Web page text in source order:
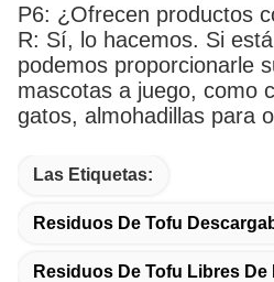
P6: ¿Ofrecen productos
R: Sí, lo hacemos. Si
podemos proporcionarle
mascotas a juego, como
gatos, almohadillas para
Las Etiquetas:
Residuos De Tofu
Residuos De Tofu Libres De